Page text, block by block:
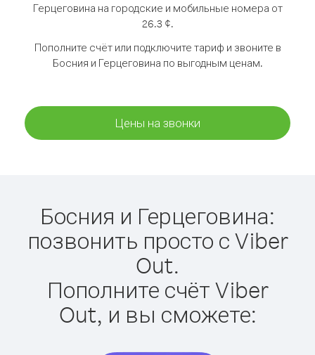
Герцеговина на городские и мобильные номера от
26.3 ¢.
Пополните счёт или подключите тариф и звоните в
Босния и Герцеговина по выгодным ценам.
Цены на звонки
Босния и Герцеговина:
позвонить просто с Viber
Out.
Пополните счёт Viber
Out, и вы сможете: